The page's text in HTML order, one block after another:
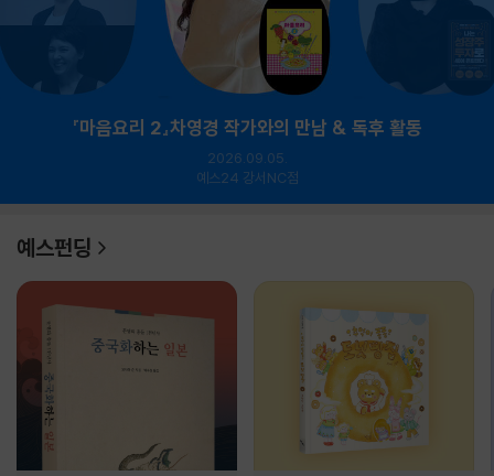
『마음요리 2』차영경 작가와의 만남 & 독후 활동
2026.09.05.
예스24 강서NC점
예스펀딩